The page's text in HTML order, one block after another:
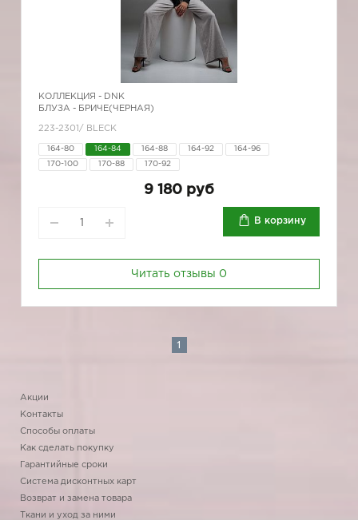
КОЛЛЕКЦИЯ - DNK
БЛУЗА - БРИЧЕ(ЧЕРНАЯ)
223-2301/ BLECK
164-80 164-84 164-88 164-92 164-96
170-100 170-88 170-92
9 180 руб
В корзину
Читать отзывы 0
1
Акции
Контакты
Способы оплаты
Как сделать покупку
Гарантийные сроки
Система дисконтных карт
Возврат и замена товара
Ткани и уход за ними